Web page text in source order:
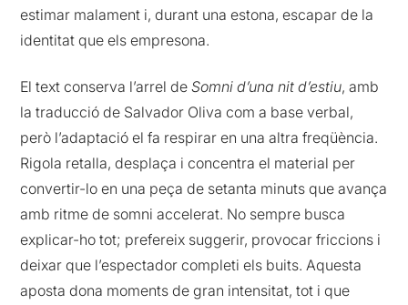
estimar malament i, durant una estona, escapar de la
identitat que els empresona.
El text conserva l’arrel deSomni d’una nit d’estiu, amb
la traducció de Salvador Oliva com a base verbal,
però l’adaptació el fa respirar en una altra freqüència.
Rigola retalla, desplaça i concentra el material per
convertir-lo en una peça de setanta minuts que avança
amb ritme de somni accelerat. No sempre busca
explicar-ho tot; prefereix suggerir, provocar friccions i
deixar que l’espectador completi els buits. Aquesta
aposta dona moments de gran intensitat, tot i que